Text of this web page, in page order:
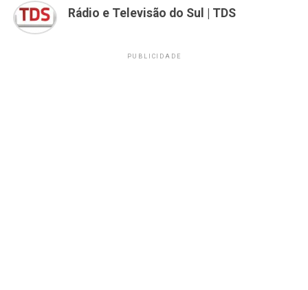
Rádio e Televisão do Sul | TDS
PUBLICIDADE